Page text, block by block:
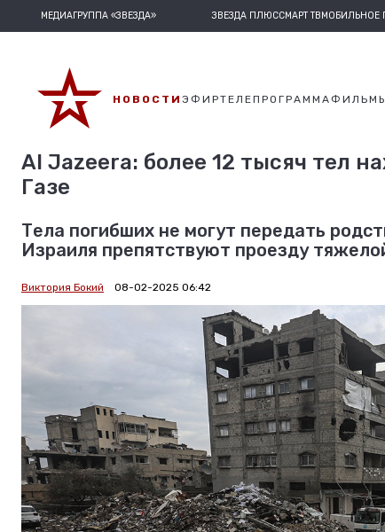
МЕДИАГРУППА «ЗВЕЗДА» ЗВЕЗДА ПЛЮССМАРТ ТВМОБИЛЬНОЕ
НОВОСТИ ЭФИРТЕЛЕПРОГРАММА
Al Jazeera: более 12 тысяч тел
Газе
Тела погибших не могут передать
Израиля препятствуют проезду
Виктория Бокий 08-02-2025 06:42